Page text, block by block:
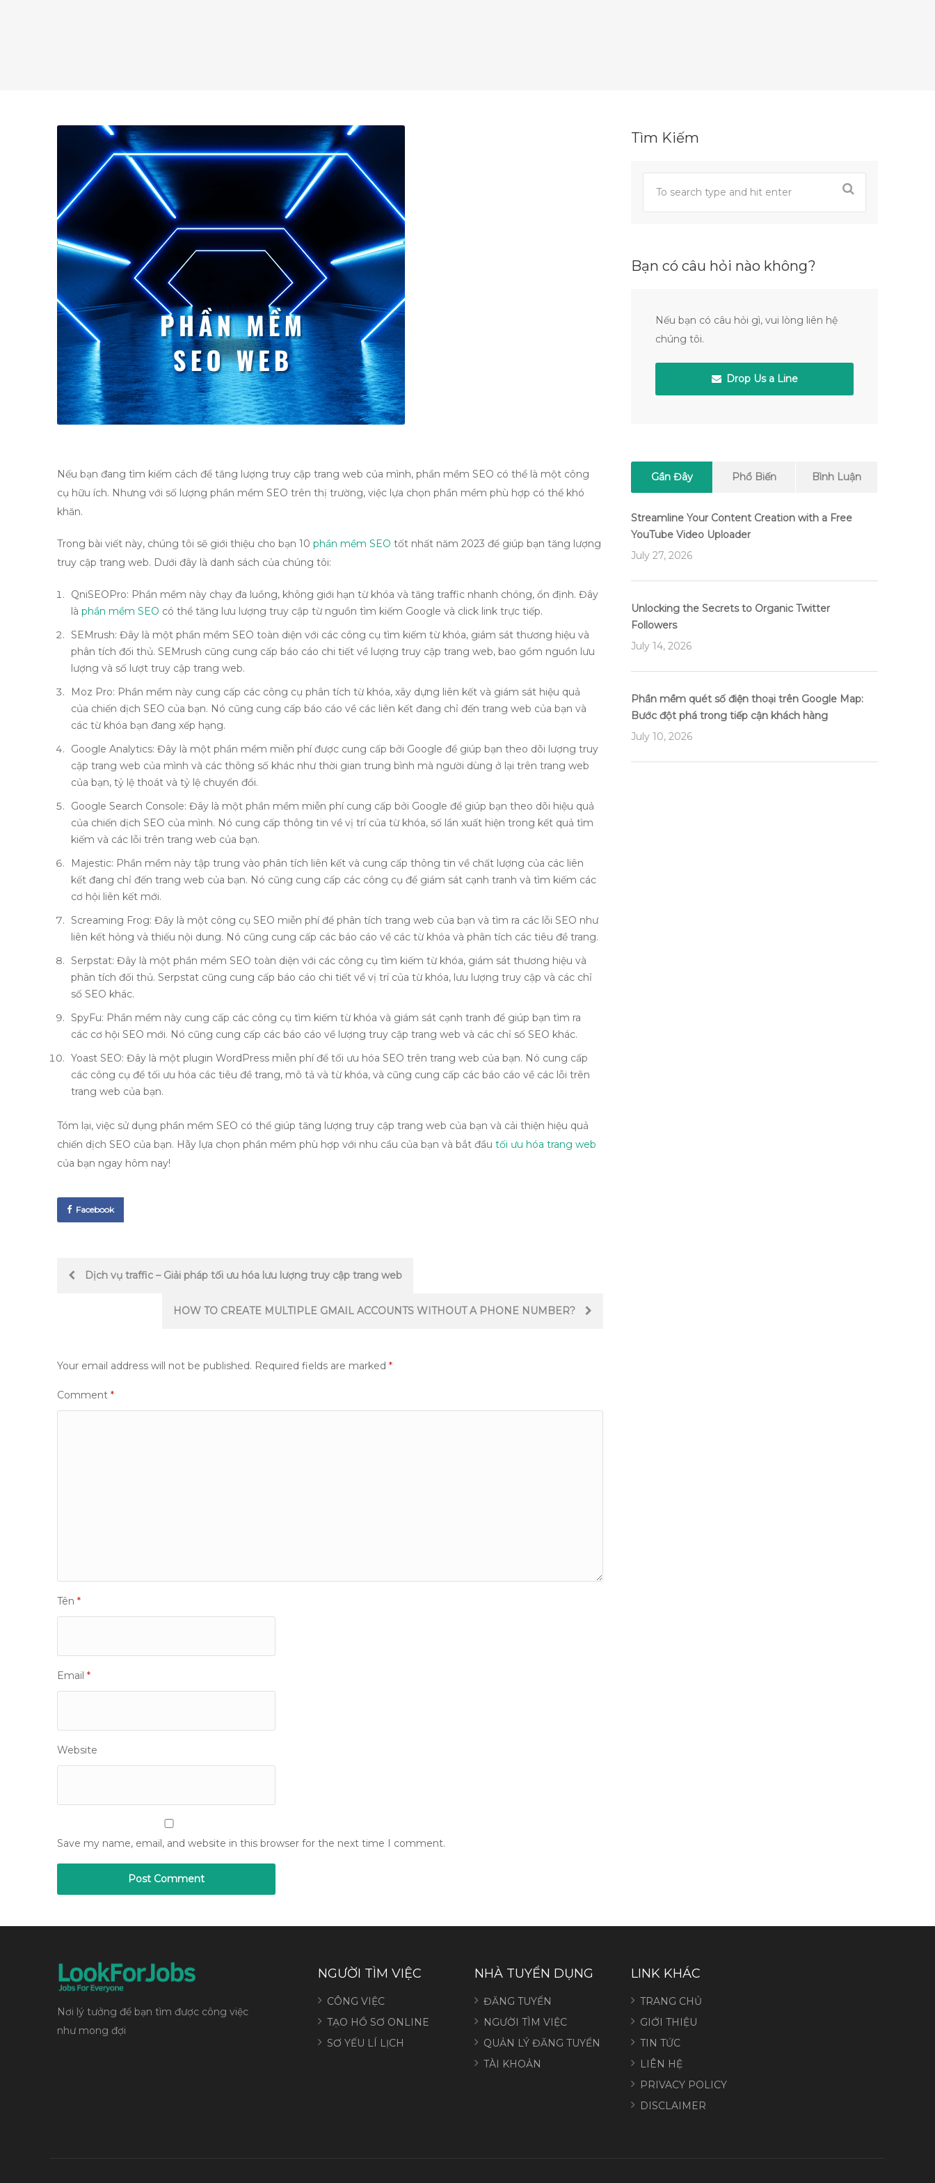
Nếu bạn đang tìm kiếm cách để tăng lượng truy cập trang web của mình, phần mềm SEO có thể là một công
cụ hữu ích. Nhưng với số lượng phần mềm SEO trên thị trường, việc lựa chọn phần mềm phù hợp có thể khó
khăn.
Trong bài viết này, chúng tôi sẽ giới thiệu cho bạn 10 phần mềm SEO tốt nhất năm 2023 để giúp bạn tăng lượng
truy cập trang web. Dưới đây là danh sách của chúng tôi:
QniSEOPro: Phần mềm này chạy đa luồng, không giới hạn từ khóa và tăng traffic nhanh chóng, ổn định. Đây
là phần mềm SEO có thể tăng lưu lượng truy cập từ nguồn tìm kiếm Google và click link trực tiếp.
SEMrush: Đây là một phần mềm SEO toàn diện với các công cụ tìm kiếm từ khóa, giám sát thương hiệu và
phân tích đối thủ. SEMrush cũng cung cấp báo cáo chi tiết về lượng truy cập trang web, bao gồm nguồn lưu
lượng và số lượt truy cập trang web.
Moz Pro: Phần mềm này cung cấp các công cụ phân tích từ khóa, xây dựng liên kết và giám sát hiệu quả
của chiến dịch SEO của bạn. Nó cũng cung cấp báo cáo về các liên kết đang chỉ đến trang web của bạn và
các từ khóa bạn đang xếp hạng.
Google Analytics: Đây là một phần mềm miễn phí được cung cấp bởi Google để giúp bạn theo dõi lượng truy
cập trang web của mình và các thông số khác như thời gian trung bình mà người dùng ở lại trên trang web
của bạn, tỷ lệ thoát và tỷ lệ chuyển đổi.
Google Search Console: Đây là một phần mềm miễn phí cung cấp bởi Google để giúp bạn theo dõi hiệu quả
của chiến dịch SEO của mình. Nó cung cấp thông tin về vị trí của từ khóa, số lần xuất hiện trong kết quả tìm
kiếm và các lỗi trên trang web của bạn.
Majestic: Phần mềm này tập trung vào phân tích liên kết và cung cấp thông tin về chất lượng của các liên
kết đang chỉ đến trang web của bạn. Nó cũng cung cấp các công cụ để giám sát cạnh tranh và tìm kiếm các
cơ hội liên kết mới.
Screaming Frog: Đây là một công cụ SEO miễn phí để phân tích trang web của bạn và tìm ra các lỗi SEO như
liên kết hỏng và thiếu nội dung. Nó cũng cung cấp các báo cáo về các từ khóa và phân tích các tiêu đề trang.
Serpstat: Đây là một phần mềm SEO toàn diện với các công cụ tìm kiếm từ khóa, giám sát thương hiệu và
phân tích đối thủ. Serpstat cũng cung cấp báo cáo chi tiết về vị trí của từ khóa, lưu lượng truy cập và các chỉ
số SEO khác.
SpyFu: Phần mềm này cung cấp các công cụ tìm kiếm từ khóa và giám sát cạnh tranh để giúp bạn tìm ra
các cơ hội SEO mới. Nó cũng cung cấp các báo cáo về lượng truy cập trang web và các chỉ số SEO khác.
Yoast SEO: Đây là một plugin WordPress miễn phí để tối ưu hóa SEO trên trang web của bạn. Nó cung cấp
các công cụ để tối ưu hóa các tiêu đề trang, mô tả và từ khóa, và cũng cung cấp các báo cáo về các lỗi trên
trang web của bạn.
Tóm lại, việc sử dụng phần mềm SEO có thể giúp tăng lượng truy cập trang web của bạn và cải thiện hiệu quả
chiến dịch SEO của bạn. Hãy lựa chọn phần mềm phù hợp với nhu cầu của bạn và bắt đầu tối ưu hóa trang web
của bạn ngay hôm nay!
Facebook
PostDịch vụ traffic – Giải pháp tối ưu hóa lưu lượng truy cập trang web
HOW TO CREATE MULTIPLE GMAIL ACCOUNTS WITHOUT A PHONE NUMBER?
Your email address will not be published. Required fields are marked *
Comment *
Tên *
Email *
Website
Save my name, email, and website in this browser for the next time I comment.
Tìm Kiếm
Bạn có câu hỏi nào không?
Nếu bạn có câu hỏi gì, vui lòng liên hệ
chúng tôi.
Drop Us a Line
Gần Đây Phổ Biến Bình Luận
Streamline Your Content Creation with a Free
YouTube Video Uploader
July 27, 2026
Unlocking the Secrets to Organic Twitter
Followers
July 14, 2026
Phần mềm quét số điện thoại trên Google Map:
Bước đột phá trong tiếp cận khách hàng
July 10, 2026
Nơi lý tưởng để bạn tìm được công việc
như mong đợi
NGƯỜI TÌM VIỆC
CÔNG VIỆC
TẠO HỒ SƠ ONLINE
SƠ YẾU LÍ LỊCH
NHÀ TUYỂN DỤNG
ĐĂNG TUYỂN
NGƯỜI TÌM VIỆC
QUẢN LÝ ĐĂNG TUYỂN
TÀI KHOẢN
LINK KHÁC
TRANG CHỦ
GIỚI THIỆU
TIN TỨC
LIÊN HỆ
PRIVACY POLICY
DISCLAIMER